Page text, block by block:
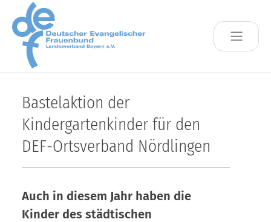
Skip to main content
Bastelaktion der
Kindergartenkinder für den
DEF-Ortsverband Nördlingen
Auch in diesem Jahr haben die
Kinder des städtischen